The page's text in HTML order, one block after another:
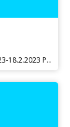
Last-minute 28.1.2023 - 4.2.2023 Last-minute 11.2.2023-18.2.2023 Prostorná chalupa pro max 22 osob. 6 pokojů, sauna, venkovní koupací sud 39900,- Kč / týden. Dále nabízíme možnost ubytování v chatičce až pro 10 osob. Cena od 6900,-. Stále jsou volné termíny i na jarní prázdniny. Nespočet sjezdovek v okolí.